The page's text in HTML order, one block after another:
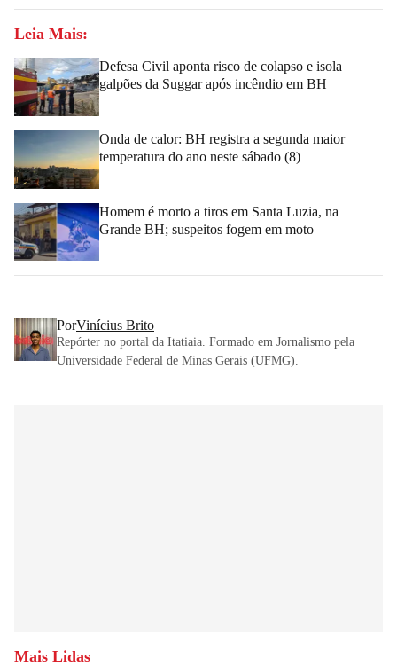
Leia Mais:
Defesa Civil aponta risco de colapso e isola
galpões da Suggar após incêndio em BH
Onda de calor: BH registra a segunda maior
temperatura do ano neste sábado (8)
Homem é morto a tiros em Santa Luzia, na
Grande BH; suspeitos fogem em moto
PorVinícius Brito
Repórter no portal da Itatiaia. Formado em Jornalismo pela
Universidade Federal de Minas Gerais (UFMG).
Mais Lidas